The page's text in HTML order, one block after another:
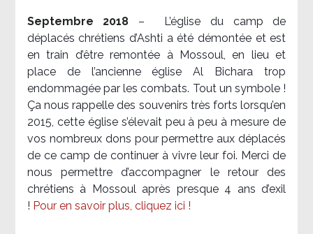
Septembre 2018 –
L’église du camp de
déplacés chrétiens d’Ashti a été démontée et est
en train d’être remontée à Mossoul, en lieu et
place de l’ancienne église Al Bichara trop
endommagée par les combats. Tout un symbole !
Ça nous rappelle des souvenirs très forts lorsqu’en
2015, cette église s’élevait peu à peu à mesure de
vos nombreux dons pour permettre aux déplacés
de ce camp de continuer à vivre leur foi. Merci de
nous permettre d’accompagner le retour des
chrétiens à Mossoul après presque 4 ans d’exil
! Pour en savoir plus, cliquez ici !